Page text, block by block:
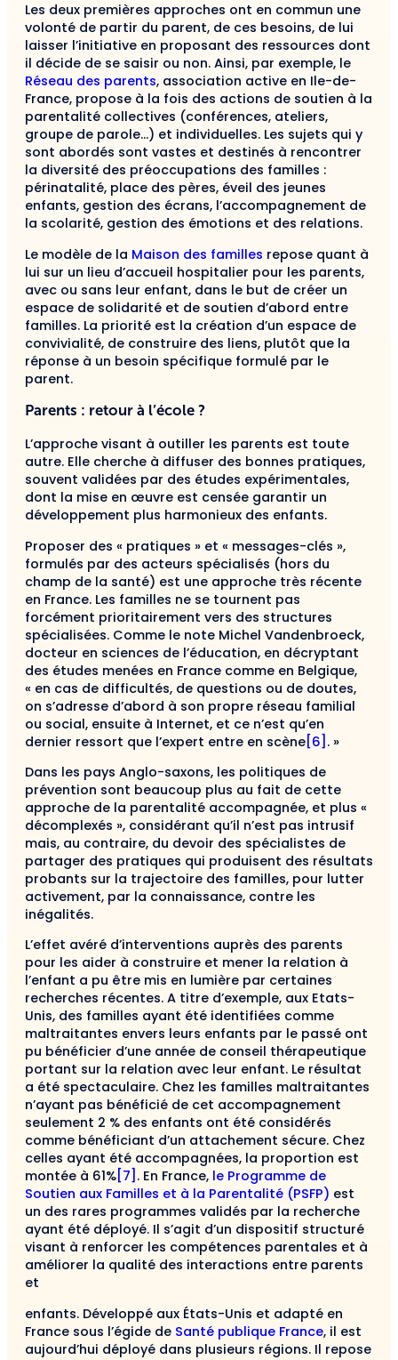
Les deux premières approches ont en commun une
volonté de partir du parent, de ces besoins, de lui
laisser l’initiative en proposant des ressources dont
il décide de se saisir ou non. Ainsi, par exemple, le
Réseau des parents, association active en Ile-de-
France, propose à la fois des actions de soutien à la
parentalité collectives (conférences, ateliers,
groupe de parole…) et individuelles. Les sujets qui y
sont abordés sont vastes et destinés à rencontrer
la diversité des préoccupations des familles :
périnatalité, place des pères, éveil des jeunes
enfants, gestion des écrans, l’accompagnement de
la scolarité, gestion des émotions et des relations.
Le modèle de la Maison des familles repose quant à
lui sur un lieu d’accueil hospitalier pour les parents,
avec ou sans leur enfant, dans le but de créer un
espace de solidarité et de soutien d’abord entre
familles. La priorité est la création d’un espace de
convivialité, de construire des liens, plutôt que la
réponse à un besoin spécifique formulé par le
parent.
Parents : retour à l’école ?
L’approche visant à outiller les parents est toute
autre. Elle cherche à diffuser des bonnes pratiques,
souvent validées par des études expérimentales,
dont la mise en œuvre est censée garantir un
développement plus harmonieux des enfants.
Proposer des « pratiques » et « messages-clés »,
formulés par des acteurs spécialisés (hors du
champ de la santé) est une approche très récente
en France. Les familles ne se tournent pas
forcément prioritairement vers des structures
spécialisées. Comme le note Michel Vandenbroeck,
docteur en sciences de l’éducation, en décryptant
des études menées en France comme en Belgique,
« en cas de difficultés, de questions ou de doutes,
on s’adresse d’abord à son propre réseau familial
ou social, ensuite à Internet, et ce n’est qu’en
dernier ressort que l’expert entre en scène[6] . »
Dans les pays Anglo-saxons, les politiques de
prévention sont beaucoup plus au fait de cette
approche de la parentalité accompagnée, et plus «
décomplexés », considérant qu’il n’est pas intrusif
mais, au contraire, du devoir des spécialistes de
partager des pratiques qui produisent des résultats
probants sur la trajectoire des familles, pour lutter
activement, par la connaissance, contre les
inégalités.
L’effet avéré d’interventions auprès des parents
pour les aider à construire et mener la relation à
l’enfant a pu être mis en lumière par certaines
recherches récentes. A titre d’exemple, aux Etats-
Unis, des familles ayant été identifiées comme
maltraitantes envers leurs enfants par le passé ont
pu bénéficier d’une année de conseil thérapeutique
portant sur la relation avec leur enfant. Le résultat
a été spectaculaire. Chez les familles maltraitantes
n’ayant pas bénéficié de cet accompagnement
seulement 2 % des enfants ont été considérés
comme bénéficiant d’un attachement sécure. Chez
celles ayant été accompagnées, la proportion est
montée à 61% [7] . En France, le Programme de
Soutien aux Familles et à la Parentalité (PSFP) est
un des rares programmes validés par la recherche
ayant été déployé. Il s’agit d’un dispositif structuré
visant à renforcer les compétences parentales et à
améliorer la qualité des interactions entre parents
et
enfants. Développé aux États-Unis et adapté en
France sous l’égide de Santé publique France, il est
aujourd’hui déployé dans plusieurs régions. Il repose